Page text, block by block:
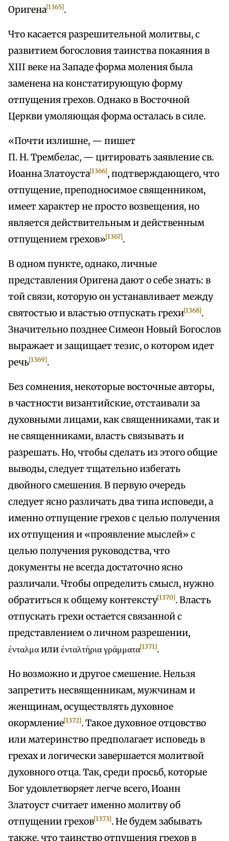
Оригена[1365].
Что касается разрешительной молитвы, с
развитием богословия таинства покаяния в
XIII веке на Западе форма моления была
заменена на констатирующую форму
отпущения грехов. Однако в Восточной
Церкви умоляющая форма осталась в силе.
«Почти излишне, — пишет
П. Н. Трембелас, — цитировать заявление св.
Иоанна Златоуста[1366], подтверждающего, что
отпущение, преподносимое священником,
имеет характер не просто возвещения, но
является действительным и действенным
отпущением грехов»[1367].
В одном пункте, однако, личные
представления Оригена дают о себе знать: в
той связи, которую он устанавливает между
святостью и властью отпускать грехи[1368].
Значительно позднее Симеон Новый Богослов
выражает и защищает тезис, о котором идет
речь[1369].
Без сомнения, некоторые восточные авторы,
в частности византийские, отстаивали за
духовными лицами, как священниками, так и
не священниками, власть связывать и
разрешать. Но, чтобы сделать из этого общие
выводы, следует тщательно избегать
двойного смешения. В первую очередь
следует ясно различать два типа исповеди, а
именно отпущение грехов с целью получения
их отпущения и «проявление мыслей» с
целью получения руководства, что
документы не всегда достаточно ясно
различали. Чтобы определить смысл, нужно
обратиться к общему контексту[1370]. Власть
отпускать грехи остается связанной с
представлением о личном разрешении,
ένταλμα или ένταλτήρια γράμματα[1371].
Но возможно и другое смешение. Нельзя
запретить несвященникам, мужчинам и
женщинам, осуществлять духовное
окормление[1372]. Такое духовное отцовство
или материнство предполагает исповедь в
грехах и логически завершается молитвой
духовного отца. Так, среди просьб, которые
Бог удовлетворяет легче всего, Иоанн
Златоуст считает именно молитву об
отпущении грехов[1373]. Не будем забывать
также, что таинство отпущения грехов в